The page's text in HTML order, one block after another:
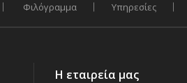
Φιλόγραμμα Υπηρεσίες
Η εταιρεία μας